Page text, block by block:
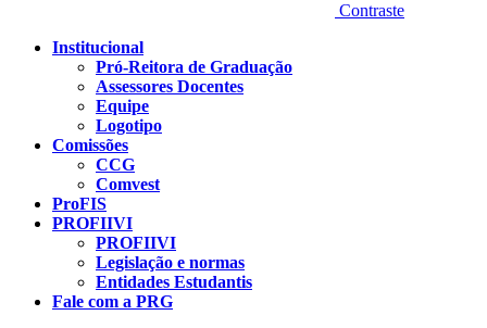
Contraste
Institucional
Pró-Reitora de Graduação
Assessores Docentes
Equipe
Logotipo
Comissões
CCG
Comvest
ProFIS
PROFIIVI
PROFIIVI
Legislação e normas
Entidades Estudantis
Fale com a PRG